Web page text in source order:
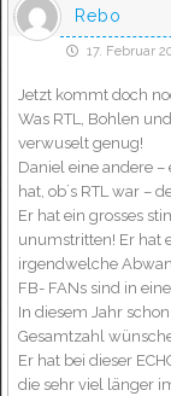
Rebo
17. Februar
Jetzt kommt doch
Was RTL, Bohlen
verwuselt genug!
Daniel eine andere
hat, ob´s RTL war –
Er hat ein grosses
unumstritten! Er hat
irgendwelche
FB- FANs sind in
In diesem Jahr
Gesamtzahl
Er hat bei dieser
die sehr viel länger